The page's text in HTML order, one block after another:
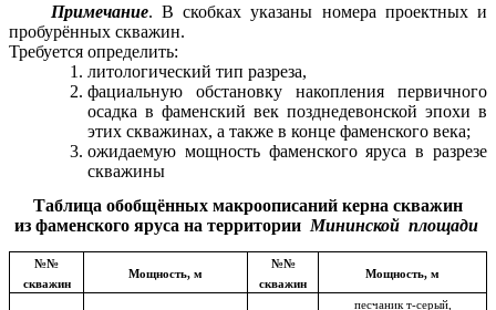
Примечание. В скобках указаны номера проектных и
пробурённых скважин.
Требуется определить:
литологический тип разреза,
фациальную обстановку накопления первичного
осадка в фаменский век позднедевонской эпохи в
этих скважинах, а также в конце фаменского века;
ожидаемую мощность фаменского яруса в разрезе
скважины
Таблица обобщённых макроописаний керна скважин
из фаменского яруса на территории Мининской площади
№№
скважин
Мощность, м
№№
скважин
Мощность, м
песчаник т-серый,